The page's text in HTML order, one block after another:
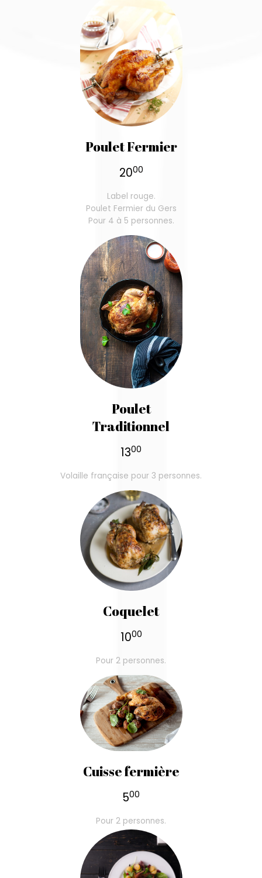
Poulet Fermier
2000
Label rouge.
Poulet Fermier du Gers
Pour 4 à 5 personnes.
Poulet
Traditionnel
1300
Volaille française pour 3 personnes.
Coquelet
1000
Pour 2 personnes.
Cuisse fermière
500
Pour 2 personnes.